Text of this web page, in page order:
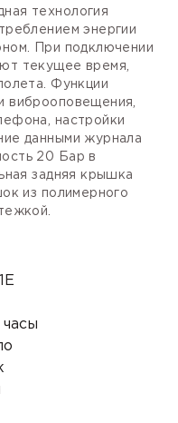
технология
энергии
При подключении
текущее время,
Функции
виброоповещения,
настройки
данными журнала
20 Бар в
задняя крышка
из полимерного